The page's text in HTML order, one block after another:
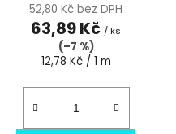
52,80 Kč bez DPH
63,89 Kč / ks
(–7 %)
Měrná
12,78 Kč / 1 m